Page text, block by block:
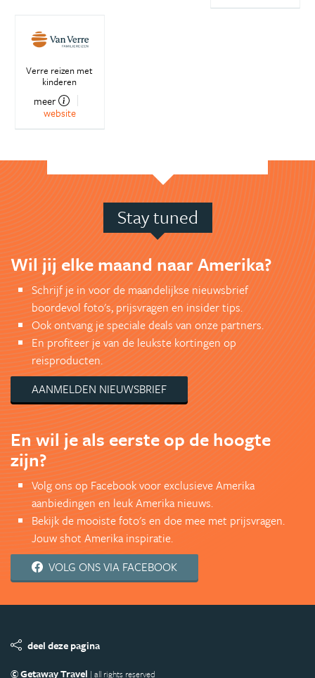
Verre reizen met
kinderen
meer
website
Stay tuned
Wil jij elke maand naar Amerika?
Schrijf je in voor de maandelijkse nieuwsbrief
boordevol foto's, prijsvragen en insider tips.
Ook ontvang je speciale deals van onze partners.
En profiteer je van de leukste kortingen op
reisproducten.
AANMELDEN NIEUWSBRIEF
En wil je als eerste op de hoogte
zijn?
Volg ons op Facebook voor exclusieve Amerika
aanbiedingen en leuk Amerika nieuws.
Bekijk de mooiste foto's en doe mee met prijsvragen.
Jouw shot Amerika inspiratie.
VOLG ONS VIA FACEBOOK
deel deze pagina
© Getaway Travel | all rights reserved